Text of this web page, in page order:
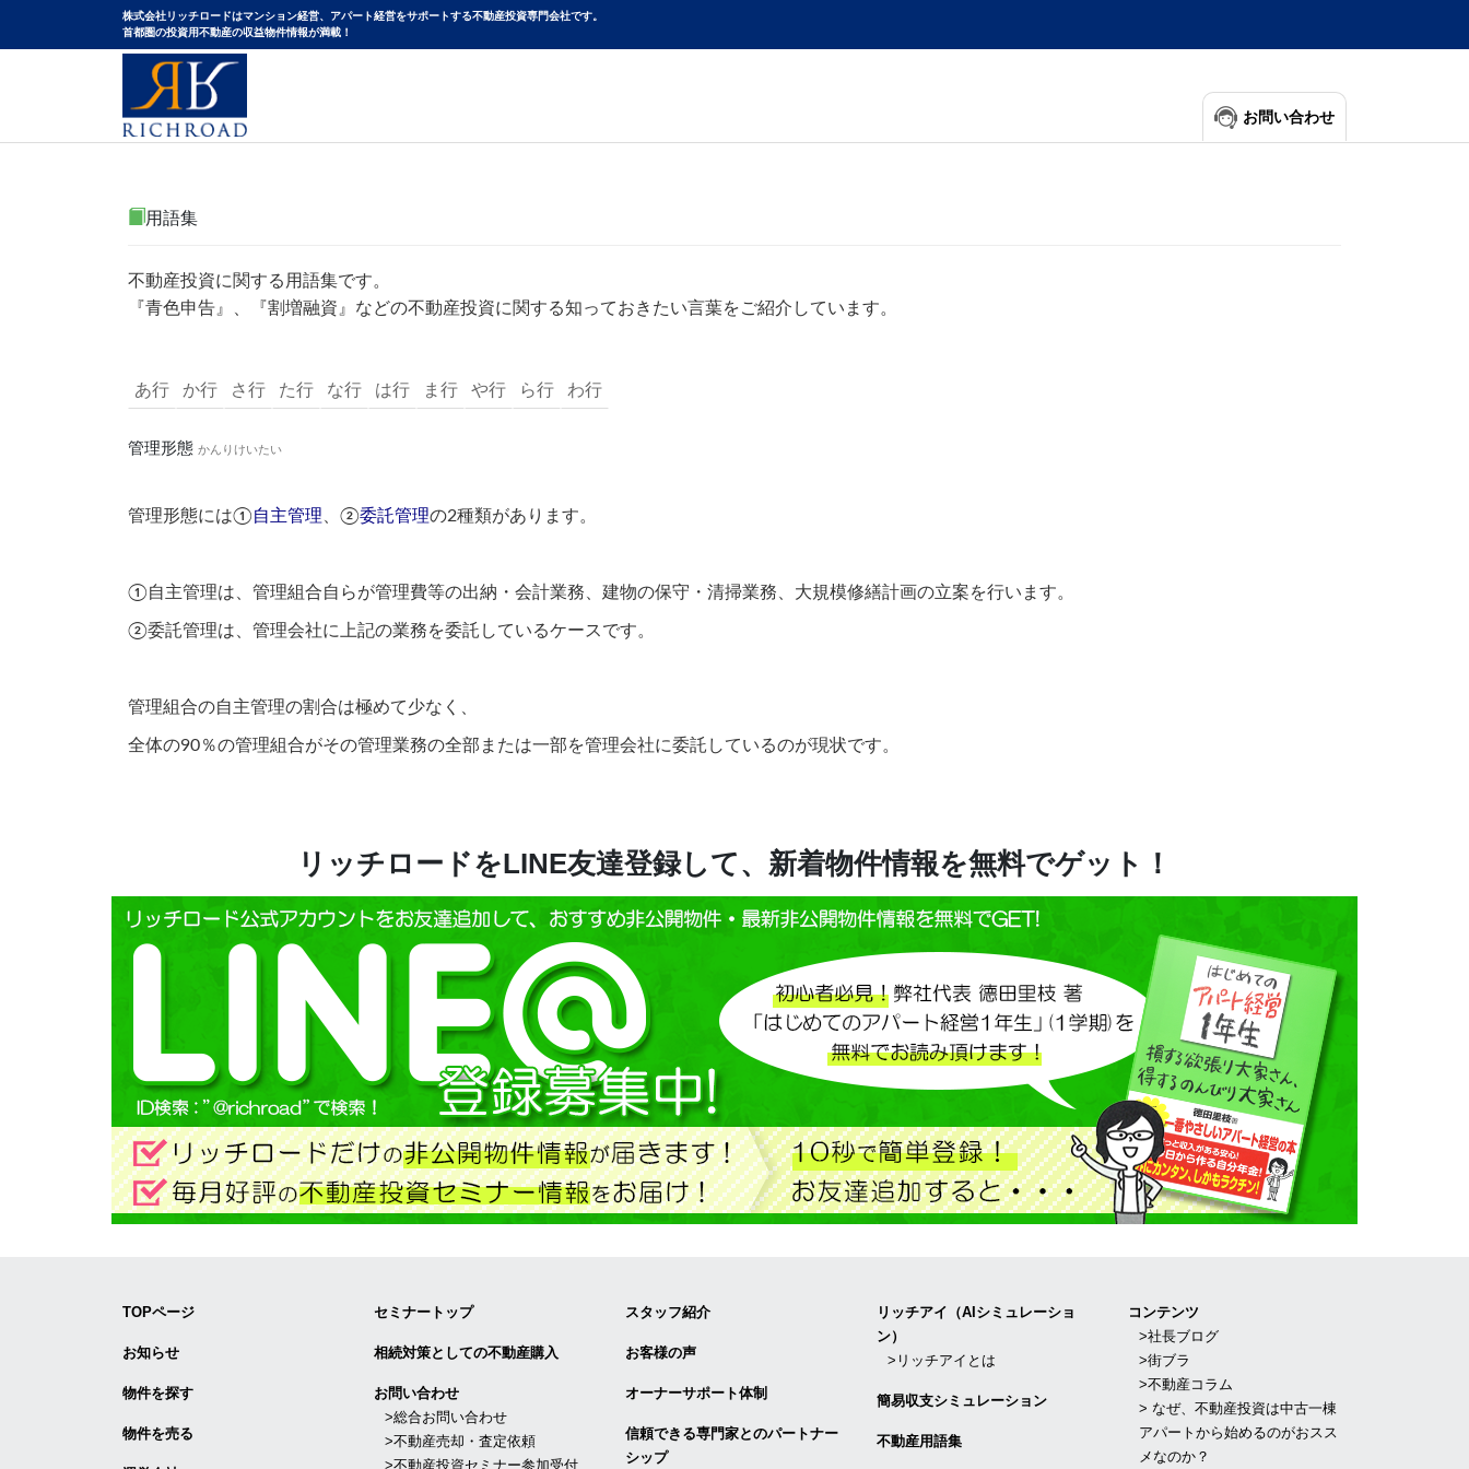
株式会社リッチロードはマンション経営、アパート経営をサポートする不動産投資専⾨会社です。
⾸都圏の投資⽤不動産の収益物件情報が満載！
お問い合わせ
用語集
不動産投資に関する用語集です。
『青色申告』、『割増融資』などの不動産投資に関する知っておきたい言葉をご紹介しています。
あ行 か行 さ行 た行 な行 は行 ま行 や行 ら行 わ行
管理形態 かんりけいたい
管理形態には①自主管理 、②委託管理の2種類があります。
①自主管理は、管理組合自らが管理費等の出納・会計業務、建物の保守・清掃業務、大規模修繕計画の立案を行います。
②委託管理は、管理会社に上記の業務を委託しているケースです。
管理組合の自主管理の割合は極めて少なく、
全体の90％の管理組合がその管理業務の全部または一部を管理会社に委託しているのが現状です。
リッチロードをLINE友達登録して、新着物件情報を無料でゲット！
TOPページ
お知らせ
物件を探す
物件を売る
セミナートップ
相続対策としての不動産購入
お問い合わせ
>総合お問い合わせ
>不動産売却・査定依頼
>不動産投資セミナー参加受付
スタッフ紹介
お客様の声
オーナーサポート体制
信頼できる専⾨家とのパートナー
シップ
リッチアイ（AIシミュレーショ
ン）
>リッチアイとは
簡易収支シミュレーション
不動産用語集
コンテンツ
>社長ブログ
>街ブラ
>不動産コラム
> なぜ、不動産投資は中古一棟
アパートから始めるのがおスス
メなのか？